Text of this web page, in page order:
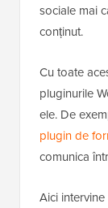
sociale mai
conținut.
Cu toate
pluginurile
ele. De
plugin de
comunica
Aici intervine